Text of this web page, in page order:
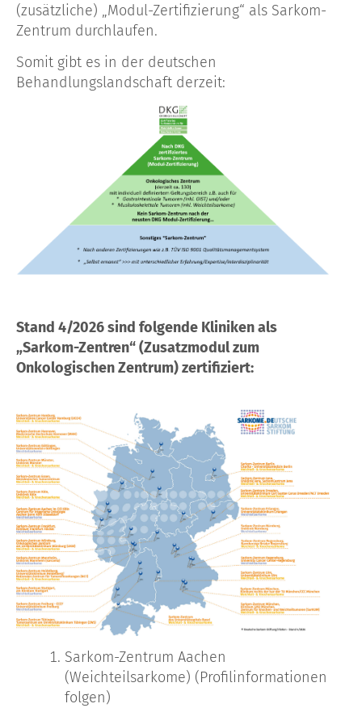
(zusätzliche) „Modul-Zertifizierung“ als Sarkom-
Zentrum durchlaufen.
Somit gibt es in der deutschen
Behandlungslandschaft derzeit:
Stand 4/2026 sind folgende Klinikenals
„Sarkom-Zentren“ (Zusatzmodul zum
Onkologischen Zentrum) zertifiziert:
Sarkom-Zentrum Aachen
(Weichteilsarkome) (Profilinformationen
folgen)